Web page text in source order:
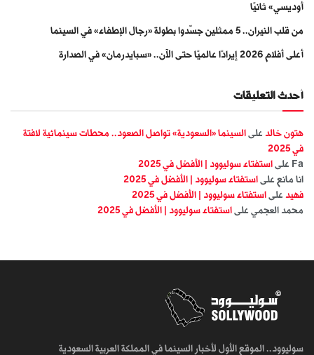
أوديسي» ثانيًا
من قلب النيران.. 5 ممثلين جسّدوا بطولة «رجال الإطفاء» في السينما
أعلى أفلام 2026 إيرادًا عالميًا حتى الآن.. «سبايدرمان» في الصدارة
أحدث التعليقات
هتون خالد على السينما «السعودية» تواصل الصعود.. محطات سينمائية لافتة
في 2025
Fa على استفتاء سوليوود | الأفضل في 2025
انا مانع على استفتاء سوليوود | الأفضل في 2025
فهيد على استفتاء سوليوود | الأفضل في 2025
محمد العجمي على استفتاء سوليوود | الأفضل في 2025
سوليوود.. الموقع الأول لأخبار السينما في المملكة العربية السعودية